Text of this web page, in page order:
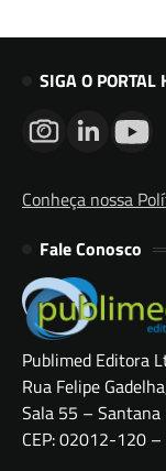
SIGA O PORTAL
Conheça nossa
Fale Conosco
Publimed Editora
Rua Felipe
Sala 55 – Santana
CEP: 02012-120